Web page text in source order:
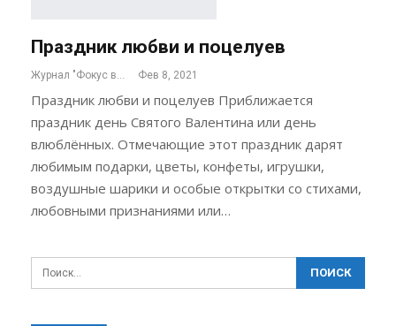
Праздник любви и поцелуев
Журнал "Фокус внимания" Фев 8, 2021
Праздник любви и поцелуев Приближается
праздник день Святого Валентина или день
влюблённых. Отмечающие этот праздник дарят
любимым подарки, цветы, конфеты, игрушки,
воздушные шарики и особые открытки со стихами,
любовными признаниями или…